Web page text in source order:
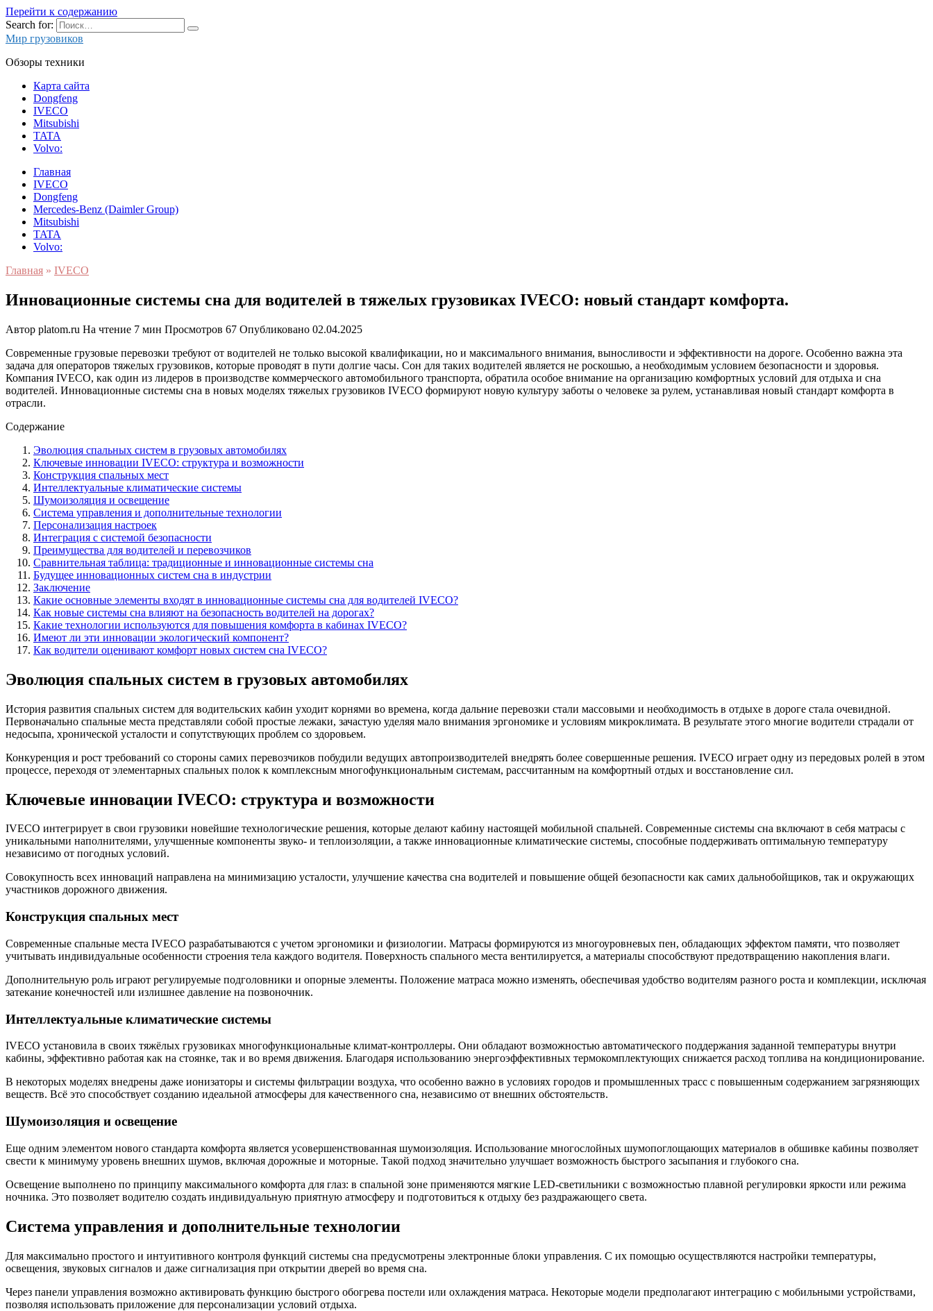
Перейти к содержанию
Search for:
Мир грузовиков
Обзоры техники
Карта сайта
Dongfeng
IVECO
Mitsubishi
TATA
Volvo:
Главная
IVECO
Dongfeng
Mercedes-Benz (Daimler Group)
Mitsubishi
TATA
Volvo:
Главная » IVECO
Инновационные системы сна для водителей в тяжелых грузовиках IVECO: новый стандарт комфорта.
Автор platom.ru На чтение 7 мин Просмотров 67 Опубликовано 02.04.2025
Современные грузовые перевозки требуют от водителей не только высокой квалификации, но и максимального внимания, выносливости и эффективности на дороге. Особенно важна эта
задача для операторов тяжелых грузовиков, которые проводят в пути долгие часы. Сон для таких водителей является не роскошью, а необходимым условием безопасности и здоровья.
Компания IVECO, как один из лидеров в производстве коммерческого автомобильного транспорта, обратила особое внимание на организацию комфортных условий для отдыха и сна
водителей. Инновационные системы сна в новых моделях тяжелых грузовиков IVECO формируют новую культуру заботы о человеке за рулем, устанавливая новый стандарт комфорта в
отрасли.
Содержание
Эволюция спальных систем в грузовых автомобилях
Ключевые инновации IVECO: структура и возможности
Конструкция спальных мест
Интеллектуальные климатические системы
Шумоизоляция и освещение
Система управления и дополнительные технологии
Персонализация настроек
Интеграция с системой безопасности
Преимущества для водителей и перевозчиков
Сравнительная таблица: традиционные и инновационные системы сна
Будущее инновационных систем сна в индустрии
Заключение
Какие основные элементы входят в инновационные системы сна для водителей IVECO?
Как новые системы сна влияют на безопасность водителей на дорогах?
Какие технологии используются для повышения комфорта в кабинах IVECO?
Имеют ли эти инновации экологический компонент?
Как водители оценивают комфорт новых систем сна IVECO?
Эволюция спальных систем в грузовых автомобилях
История развития спальных систем для водительских кабин уходит корнями во времена, когда дальние перевозки стали массовыми и необходимость в отдыхе в дороге стала очевидной.
Первоначально спальные места представляли собой простые лежаки, зачастую уделяя мало внимания эргономике и условиям микроклимата. В результате этого многие водители страдали от
недосыпа, хронической усталости и сопутствующих проблем со здоровьем.
Конкуренция и рост требований со стороны самих перевозчиков побудили ведущих автопроизводителей внедрять более совершенные решения. IVECO играет одну из передовых ролей в этом
процессе, переходя от элементарных спальных полок к комплексным многофункциональным системам, рассчитанным на комфортный отдых и восстановление сил.
Ключевые инновации IVECO: структура и возможности
IVECO интегрирует в свои грузовики новейшие технологические решения, которые делают кабину настоящей мобильной спальней. Современные системы сна включают в себя матрасы с
уникальными наполнителями, улучшенные компоненты звуко- и теплоизоляции, а также инновационные климатические системы, способные поддерживать оптимальную температуру
независимо от погодных условий.
Совокупность всех инноваций направлена на минимизацию усталости, улучшение качества сна водителей и повышение общей безопасности как самих дальнобойщиков, так и окружающих
участников дорожного движения.
Конструкция спальных мест
Современные спальные места IVECO разрабатываются с учетом эргономики и физиологии. Матрасы формируются из многоуровневых пен, обладающих эффектом памяти, что позволяет
учитывать индивидуальные особенности строения тела каждого водителя. Поверхность спального места вентилируется, а материалы способствуют предотвращению накопления влаги.
Дополнительную роль играют регулируемые подголовники и опорные элементы. Положение матраса можно изменять, обеспечивая удобство водителям разного роста и комплекции, исключая
затекание конечностей или излишнее давление на позвоночник.
Интеллектуальные климатические системы
IVECO установила в своих тяжёлых грузовиках многофункциональные климат-контроллеры. Они обладают возможностью автоматического поддержания заданной температуры внутри
кабины, эффективно работая как на стоянке, так и во время движения. Благодаря использованию энергоэффективных термокомплектующих снижается расход топлива на кондиционирование.
В некоторых моделях внедрены даже ионизаторы и системы фильтрации воздуха, что особенно важно в условиях городов и промышленных трасс с повышенным содержанием загрязняющих
веществ. Всё это способствует созданию идеальной атмосферы для качественного сна, независимо от внешних обстоятельств.
Шумоизоляция и освещение
Еще одним элементом нового стандарта комфорта является усовершенствованная шумоизоляция. Использование многослойных шумопоглощающих материалов в обшивке кабины позволяет
свести к минимуму уровень внешних шумов, включая дорожные и моторные. Такой подход значительно улучшает возможность быстрого засыпания и глубокого сна.
Освещение выполнено по принципу максимального комфорта для глаз: в спальной зоне применяются мягкие LED-светильники с возможностью плавной регулировки яркости или режима
ночника. Это позволяет водителю создать индивидуальную приятную атмосферу и подготовиться к отдыху без раздражающего света.
Система управления и дополнительные технологии
Для максимально простого и интуитивного контроля функций системы сна предусмотрены электронные блоки управления. С их помощью осуществляются настройки температуры,
освещения, звуковых сигналов и даже сигнализация при открытии дверей во время сна.
Через панели управления возможно активировать функцию быстрого обогрева постели или охлаждения матраса. Некоторые модели предполагают интеграцию с мобильными устройствами,
позволяя использовать приложение для персонализации условий отдыха.